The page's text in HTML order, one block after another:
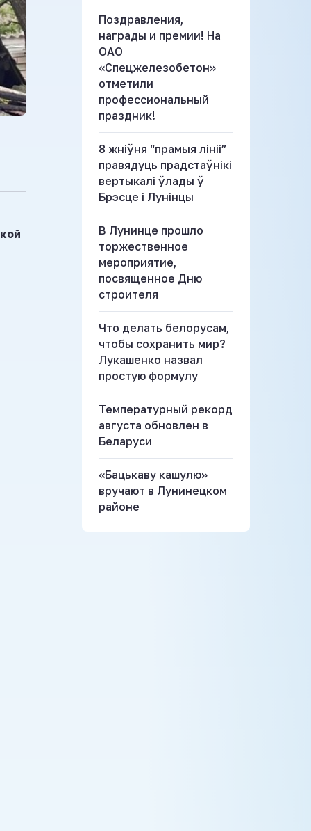
Поздравления,
награды и премии! На
ОАО
«Спецжелезобетон»
отметили
профессиональный
праздник!
8 жніўня “прамыя лініі”
правядуць прадстаўнікі
вертыкалі ўлады ў
Брэсце і Лунінцы
В Лунинце прошло
торжественное
мероприятие,
посвященное Дню
строителя
Что делать белорусам,
чтобы сохранить мир?
Лукашенко назвал
простую формулу
Температурный рекорд
августа обновлен в
Беларуси
«Бацькаву кашулю»
вручают в Лунинецком
районе